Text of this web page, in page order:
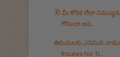
ॐ మీ కోరిక లేదా సమస్యను
గోవిందా జప...
తిరుమలకు ఎనిమిది
Routes for Ti...